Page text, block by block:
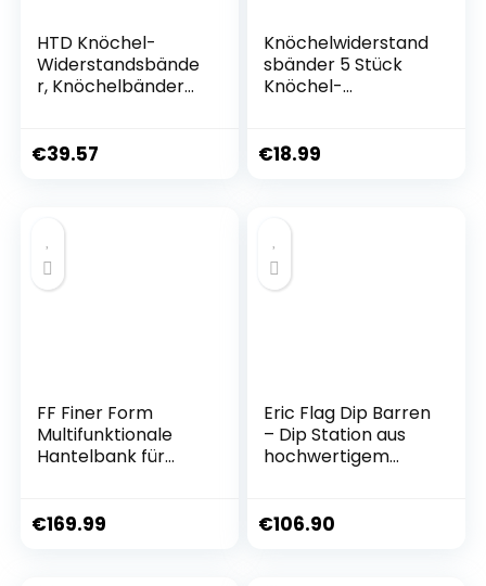
HTD Knöchel-
Widerstandsbände
r, Knöchelbänder
Widerstandsbände
Hüft-
Gesäßmuskel-
€39.57
Knöchelwiderstand
sbänder 5 Stück
Knöchel-
Widerstandsbände
Übungsgeräte,
Fußschlaufen
€18.99
FF Finer Form
Multifunktionale
Hantelbank für
Rückenverlängerun
€169.99
Eric Flag Dip Barren
– Dip Station aus
hochwertigem
Körpergewicht,
€106.90